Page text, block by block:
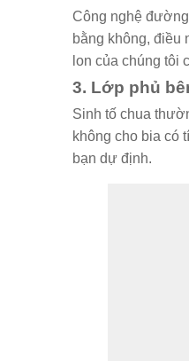
Công nghệ
bằng không, điều
lon của chúng tôi
3. Lớp phủ
Sinh tố chua
không cho bia có
bạn dự định.